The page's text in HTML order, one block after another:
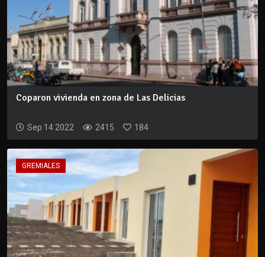
Coparon vivienda en zona de Las Delicias
Sep 14 2022 2415 184
GREMIALES